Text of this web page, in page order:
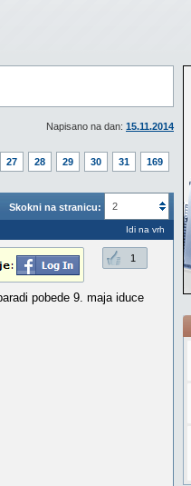
Napisano na dan: 15.11.2014
27 28 29 30 31 169
Skokni na stranicu: 2
Idi na vrh
1
pobede 9. maja iduce